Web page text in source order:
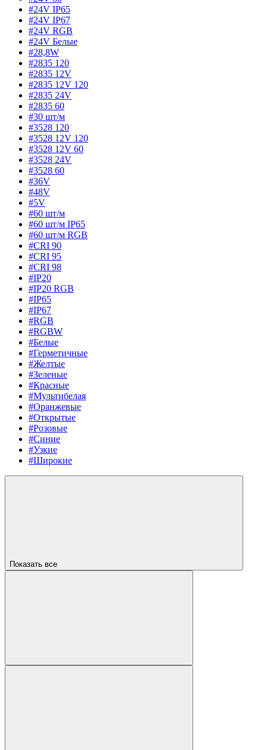
#24V IP65
#24V IP67
#24V RGB
#24V Белые
#28,8W
#2835 120
#2835 12V
#2835 12V 120
#2835 24V
#2835 60
#30 шт/м
#3528 120
#3528 12V 120
#3528 12V 60
#3528 24V
#3528 60
#36V
#48V
#5V
#60 шт/м
#60 шт/м IP65
#60 шт/м RGB
#CRI 90
#CRI 95
#CRI 98
#IP20
#IP20 RGB
#IP65
#IP67
#RGB
#RGBW
#Белые
#Герметичные
#Желтые
#Зеленые
#Красные
#Мультибелая
#Оранжевые
#Открытые
#Розовые
#Синие
#Узкие
#Широкие
Показать все